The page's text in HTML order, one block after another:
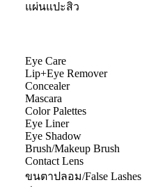
แผ่นแปะสิว
Eye Care
Lip+Eye Remover
Concealer
Mascara
Color Palettes
Eye Liner
Eye Shadow
Brush/Makeup Brush
Contact Lens
ขนตาปลอม/False Lashes